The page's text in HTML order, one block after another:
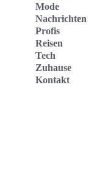
Mode
Nachrichten
Profis
Reisen
Tech
Zuhause
Kontakt